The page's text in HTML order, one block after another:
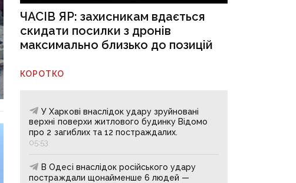
ЧАСІВ ЯР: захисникам вдається
скидати посилки з дронів
максимально близько до позицій
КОРОТКО
У Харкові внаслідок удару зруйновані
верхні поверхи житлового будинку Відомо
про 2 загиблих та 12 постраждалих.
05:53
В Одесі внаслідок російського удару
постраждали щонайменше 6 людей —